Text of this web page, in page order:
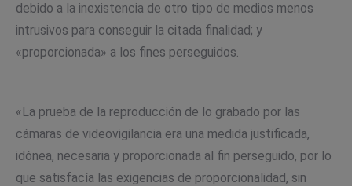
debido a la inexistencia de otro tipo de medios menos
intrusivos para conseguir la citada finalidad; y
«proporcionada» a los fines perseguidos.
«La prueba de la reproducción de lo grabado por las
cámaras de videovigilancia era una medida justificada,
idónea, necesaria y proporcionada al fin perseguido, por lo
que satisfacía las exigencias de proporcionalidad, sin